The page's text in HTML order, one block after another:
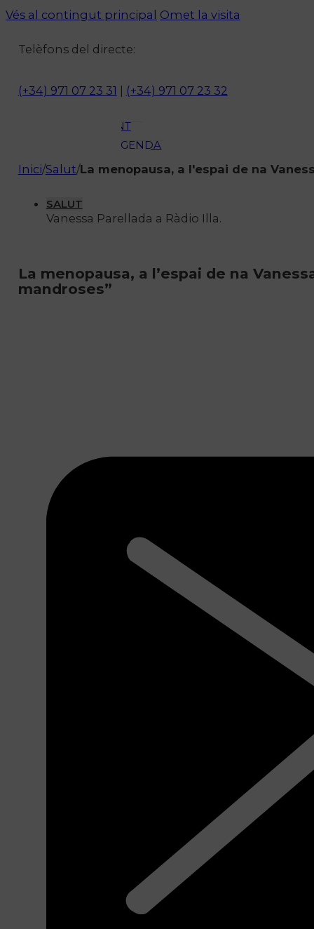
Vés al contingut principal Omet la visita
Telèfons del directe:
(+34) 971 07 23 31 (+34) 971 07 23 32
ACTUALITAT
OCI
ENTREVISTES
AMBIENT
AGENDA
En directe
Programació
Qui som?
Inici/Salut/La menopausa, a l'espai de na
Vanessa Parellada a Ràdio Illa.
SALUT
La menopausa, a l’espai de na
mandroses”